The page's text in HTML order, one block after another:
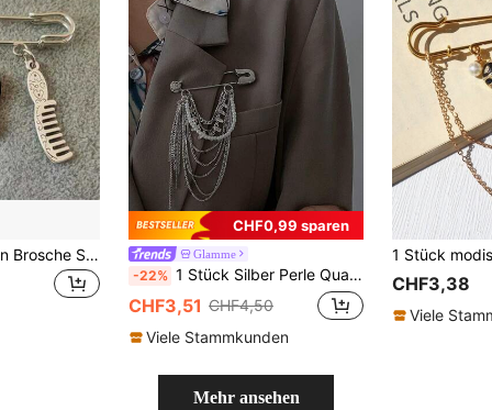
Neu Kreativ Fashion Brosche Schmuck Friseurscheren Kamm Haartrockner Anhänger, Brosche Friseur Geschenke
CHF0,99 sparen
Glamme
-22% 1 Stück Silber Perle Quaste Brosche, modisches Accessoire Anstecknadel für Damenjacke
CHF3,51 CHF4,50
Viele Stammkunden
CHF3,38
Viele
Mehr ansehen